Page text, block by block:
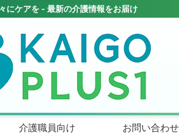
介護職員向け お問い合わせ